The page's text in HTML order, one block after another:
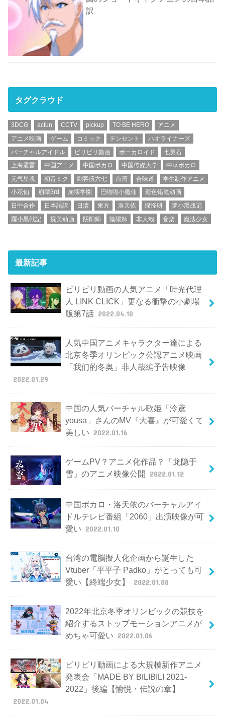
訳
タグクラウド
3DCG acfun CCTV pickup TO BE HERO
アニメ
アニメ映画
ゲーム コミック テンセント
ハオライナーズ
バーチャルアイドル
ビリビリ動画 ボーカロイド
七灵石
上海震雷
中国アニメ 中国ボカロ 中国传媒大学
中華ボカロ
元气星魂
初音ミク 刺客伍六七 台湾 合味道
学生制作アニメ
小花仙
崩壊3rd 崩壊学園 巴啦啦小魔仙
彩色铅笔动画
日中合作
日本語訳 日清 東方 洛天依 绿怪研
罗小黑战记
羅小黒戦記
视美动画 阴阳师 陰陽師 非人哉 音楽 魔法少女
最新記事
ビリビリ動画の人気アニメ「時光代理
人 LINK CLICK」更なる衝撃の小劇場
版第7話 2022.04.10
人気中国アニメキャラクター達による
北京冬季オリンピック公認アニメ映画
「我们的冬奥」非人哉編予告映像
2022.01.29
中国の人気バーチャル歌姫「泠鳶
yousa」さんのMV『大喜』が可愛くて
美しい 2022.01.16
ゲームPV？アニメ化作品？「龙隐于
雪」のアニメ映像公開 2022.01.12
中国ボカロ・洛天依のバーチャルアイ
ドルテレビ番組「2060」出演映像が可
愛い 2022.01.10
台湾の電脳擬人化企画から誕生した
Vtuber「平平子 Padko」がとっても可
愛い【終端少女】
2022.01.08
2022年北京冬季オリンピックの競技を
紹介するストップモーションアニメが
めちゃ可愛い 2022.01.06
ビリビリ動画による大規模新作アニメ
発表会「MADE BY BILIBILI 2021-
2022」後編【愉悦・伝説の章】
2022.01.04